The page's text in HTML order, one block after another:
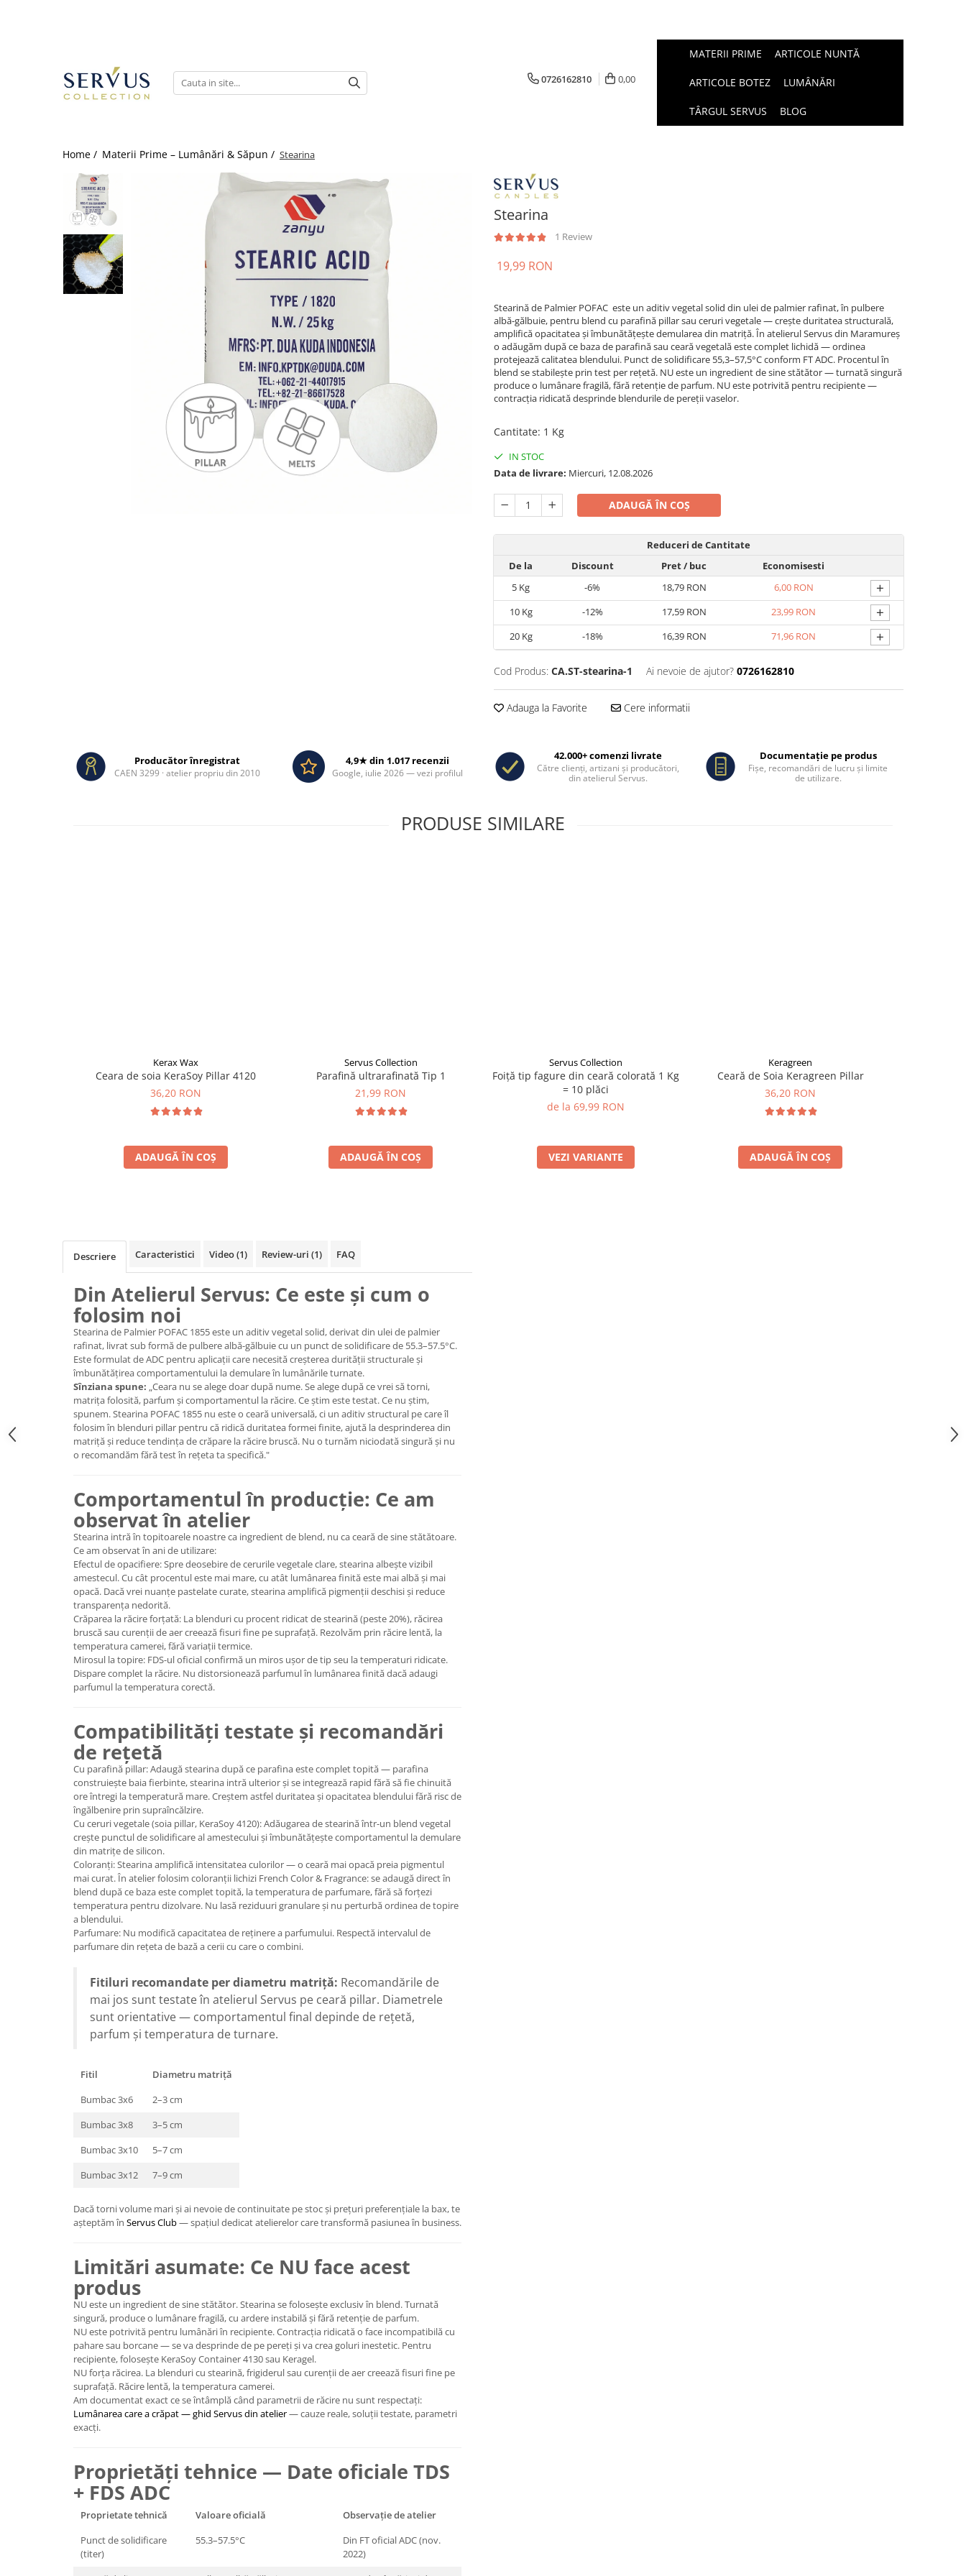
0726162810 0,00
MATERII PRIME ARTICOLE NUNTĂ
ARTICOLE BOTEZ LUMÂNĂRI
TÂRGUL SERVUS BLOG
Home / Materii Prime – Lumânări & Săpun / Stearina
Stearina
1 Review
19,99 RON
Stearină de Palmier POFAC este un aditiv vegetal solid din ulei de palmier rafinat, în pulbere
albă-gălbuie, pentru blend cu parafină pillar sau ceruri vegetale — crește duritatea structurală,
amplifică opacitatea și îmbunătățește demularea din matriță. În atelierul Servus din Maramureș
o adăugăm după ce baza de parafină sau ceară vegetală este complet lichidă — ordinea
protejează calitatea blendului. Punct de solidificare 55,3–57,5°C conform FT ADC. Procentul în
blend se stabilește prin test per rețetă. NU este un ingredient de sine stătător — turnată singură
produce o lumânare fragilă, fără retenție de parfum. NU este potrivită pentru recipiente —
contracția ridicată desprinde blendurile de pereții vaselor.
Cantitate: 1 Kg
IN STOC
Data de livrare: Miercuri, 12.08.2026
ADAUGĂ ÎN COȘ
Reduceri de Cantitate
De la
Discount Pret/ buc
Economisesti
5 Kg -6% 18,79 RON 6,00 RON +
10Kg -12% 17,59 RON 23,99 RON +
20Kg -18% 16,39 RON 71,96 RON +
Cod Produs: CA.ST-stearina-1 Ai nevoie de ajutor? 0726162810
Adauga la Favorite Cere informatii
Producător înregistrat
CAEN 3299 · atelier propriu din 2010
4,9★ din 1.017 recenzii
Google, iulie 2026 — vezi profilul
42.000+ comenzi livrate
Către clienți, artizani și producători,
din atelierul Servus.
Documentație pe produs
Fișe, recomandări de lucru și limite
de utilizare.
PRODUSE SIMILARE
Kerax Wax
Ceara de soia KeraSoy Pillar 4120
36,20 RON
ADAUGĂ ÎN COȘ
Servus Collection
Parafină ultrarafinată Tip 1
21,99 RON
ADAUGĂ ÎN COȘ
Servus Collection
Foiță tip fagure din ceară colorată 1 Kg
= 10 plăci
de la 69,99 RON
VEZI VARIANTE
Keragreen
Ceară de Soia Keragreen Pillar
36,20 RON
ADAUGĂ ÎN COȘ
Descriere Caracteristici Video(1) Review-uri (1) FAQ
Din Atelierul Servus: Ce este și cum o
folosim noi
Stearina de Palmier POFAC 1855 este un aditiv vegetal solid, derivat din ulei de palmier
rafinat, livrat sub formă de pulbere albă-gălbuie cu un punct de solidificare de 55.3–57.5°C.
Este formulat de ADC pentru aplicații care necesită creșterea durității structurale și
îmbunătățirea comportamentului la demulare în lumânările turnate.
Sînziana spune: „Ceara nu se alege doar după nume. Se alege după ce vrei să torni,
matrița folosită, parfum și comportamentul la răcire. Ce știm este testat. Ce nu știm,
spunem. Stearina POFAC 1855 nu este o ceară universală, ci un aditiv structural pe care îl
folosim în blenduri pillar pentru că ridică duritatea formei finite, ajută la desprinderea din
matriță și reduce tendința de crăpare la răcire bruscă. Nu o turnăm niciodată singură și nu
o recomandăm fără test în rețeta ta specifică."
Comportamentul în producție: Ce am
observat în atelier
Stearina intră în topitoarele noastre ca ingredient de blend, nu ca ceară de sine stătătoare.
Ce am observat în ani de utilizare:
Efectul de opacifiere: Spre deosebire de cerurile vegetale clare, stearina albește vizibil
amestecul. Cu cât procentul este mai mare, cu atât lumânarea finită este mai albă și mai
opacă. Dacă vrei nuanțe pastelate curate, stearina amplifică pigmenții deschisi și reduce
transparența nedorită.
Crăparea la răcire forțată: La blenduri cu procent ridicat de stearină (peste 20%), răcirea
bruscă sau curenții de aer creează fisuri fine pe suprafață. Rezolvăm prin răcire lentă, la
temperatura camerei, fără variații termice.
Mirosul la topire: FDS-ul oficial confirmă un miros ușor de tip seu la temperaturi ridicate.
Dispare complet la răcire. Nu distorsionează parfumul în lumânarea finită dacă adaugi
parfumul la temperatura corectă.
Compatibilități testate și recomandări
de rețetă
Cu parafină pillar: Adaugă stearina după ce parafina este complet topită — parafina
construiește baia fierbinte, stearina intră ulterior și se integrează rapid fără să fie chinuită
ore întregi la temperatură mare. Creștem astfel duritatea și opacitatea blendului fără risc de
îngălbenire prin supraîncălzire.
Cu ceruri vegetale (soia pillar, KeraSoy 4120): Adăugarea de stearină într-un blend vegetal
crește punctul de solidificare al amestecului și îmbunătățește comportamentul la demulare
din matrițe de silicon.
Coloranți: Stearina amplifică intensitatea culorilor — o ceară mai opacă preia pigmentul
mai curat. În atelier folosim coloranții lichizi French Color & Fragrance: se adaugă direct în
blend după ce baza este complet topită, la temperatura de parfumare, fără să forțezi
temperatura pentru dizolvare. Nu lasă reziduuri granulare și nu perturbă ordinea de topire
a blendului.
Parfumare: Nu modifică capacitatea de reținere a parfumului. Respectă intervalul de
parfumare din rețeta de bază a cerii cu care o combini.
Fitiluri recomandate per diametru matriță: Recomandările de
mai jos sunt testate în atelierul Servus pe ceară pillar. Diametrele
sunt orientative — comportamentul final depinde de rețetă,
parfum și temperatura de turnare.
Fitil
Diametru matriță
Bumbac 3x6
2–3 cm
Bumbac 3x8
3–5 cm
Bumbac 3x10
5–7 cm
Bumbac 3x12
7–9 cm
Dacă torni volume mari și ai nevoie de continuitate pe stoc și prețuri preferențiale la bax, te
așteptăm în Servus Club— spațiul dedicat atelierelor care transformă pasiunea în business.
Limitări asumate: Ce NU face acest
produs
NU este un ingredient de sine stătător. Stearina se folosește exclusiv în blend. Turnată
singură, produce o lumânare fragilă, cu ardere instabilă și fără retenție de parfum.
NU este potrivită pentru lumânări în recipiente. Contracția ridicată o face incompatibilă cu
pahare sau borcane — se va desprinde de pe pereți și va crea goluri inestetic. Pentru
recipiente, folosește KeraSoy Container 4130 sau Keragel.
NU forța răcirea. La blenduri cu stearină, frigiderul sau curenții de aer creează fisuri fine pe
suprafață. Răcire lentă, la temperatura camerei.
Am documentat exact ce se întâmplă când parametrii de răcire nu sunt respectați:
Lumânarea care a crăpat — ghid Servus din atelier— cauze reale, soluții testate, parametri
exacți.
Proprietăți tehnice — Date oficiale TDS
+ FDS ADC
Proprietate tehnică Valoare oficială
Observație de atelier
Punct de solidificare
(titer)
55.3–57.5°C
Din FT oficial ADC (nov.
2022)